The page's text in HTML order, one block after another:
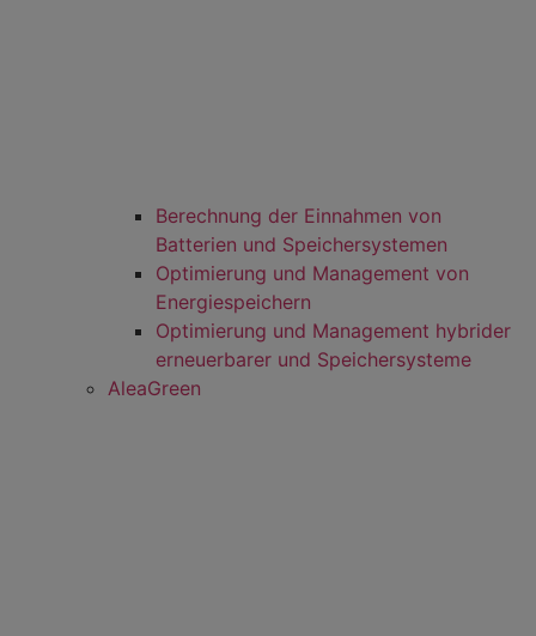
Berechnung der Einnahmen von
Batterien und Speichersystemen
Optimierung und Management von
Energiespeichern
Optimierung und Management hybrider
erneuerbarer und Speichersysteme
AleaGreen